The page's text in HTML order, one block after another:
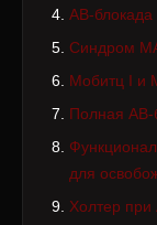
АВ-блокада
Синдром
Мобитц I и
Полная АВ-
для
Холтер при